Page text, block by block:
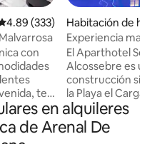
promedio: 4.89 de
4.89 (333)
con
te
vino
Habitación de
sebre
Experiencia
El Aparthotel Sea
Alcossebre es un
construcción
la Playa el
de Alcossebre. El
posee 2
3/5 personas (sin vistas).
en alquileres
de Arenal De